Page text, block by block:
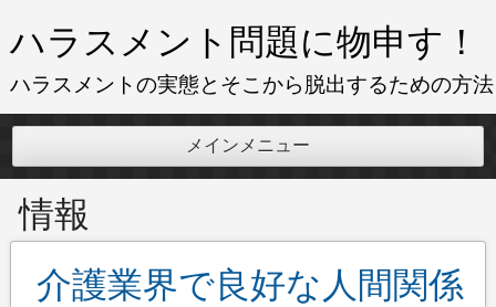
ン
テ
ツ
ス
ッ
ハラスメント問題に物申す！
ハラスメントの実態とそこから脱出するための方法
メインメニュー
情報
介護業界で良好な人間関係